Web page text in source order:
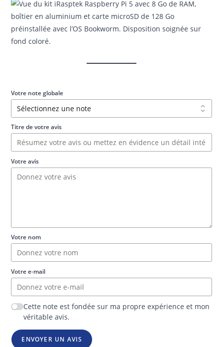
Votre note globale
Titre de votre avis
Votre avis
Votre nom
Votre e-mail
Cette note est fondée sur ma propre expérience et mon
véritable avis.
ENVOYER UN AVIS